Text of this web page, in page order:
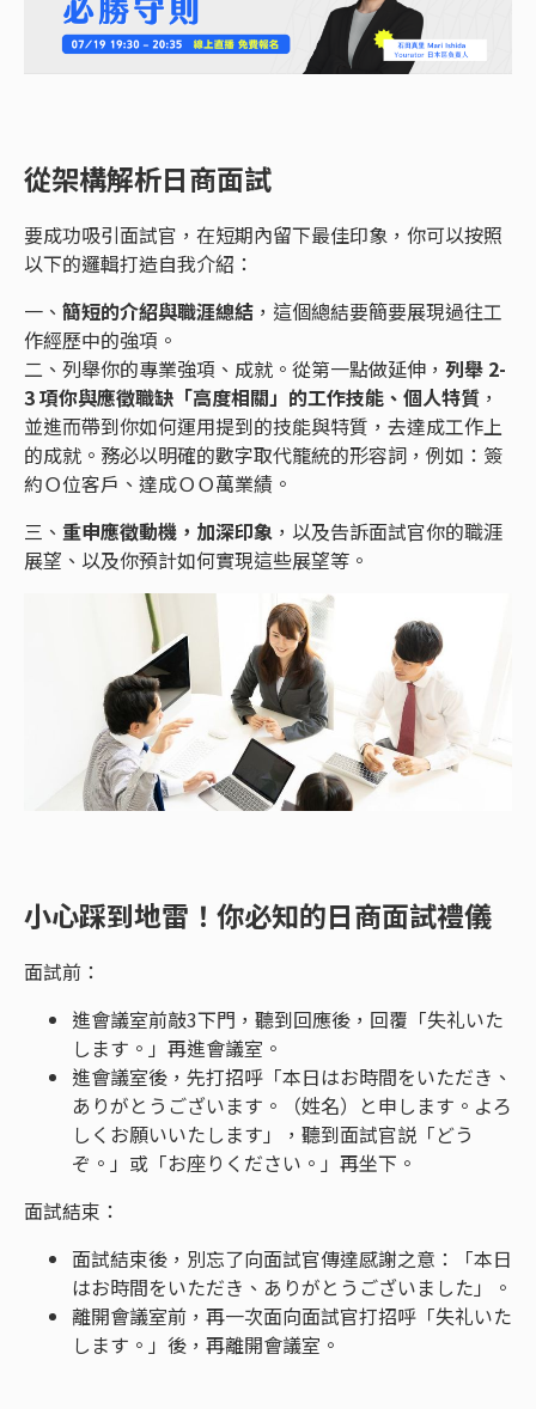
從架構解析日商面試
要成功吸引面試官，在短期內留下最佳印象，你可以按照
以下的邏輯打造自我介紹：
一、 簡短的介紹與職涯總結 ，這個總結要簡要展現過往工
作經歷中的強項。
二、列舉你的專業強項、成就。從第一點做延伸， 列舉 2-
3 項你與應徵職缺「高度相關」的工作技能、個人特質 ，
並進而帶到你如何運用提到的技能與特質，去達成工作上
的成就。務必以明確的數字取代籠統的形容詞，例如：簽
約Ｏ位客戶、達成ＯＯ萬業績。
三、 重申應徵動機，加深印象 ，以及告訴面試官你的職涯
展望、以及你預計如何實現這些展望等。
小心踩到地雷！你必知的日商面試禮儀
面試前：
進會議室前敲3下門，聽到回應後，回覆「失礼いた
します。」再進會議室。
進會議室後，先打招呼「本日はお時間をいただき、
ありがとうございます。（姓名）と申します。よろ
しくお願いいたします」，聽到面試官説「どう
ぞ。」或「お座りください。」再坐下。
面試結束：
面試結束後，別忘了向面試官傳達感謝之意：「本日
はお時間をいただき、ありがとうございました」。
離開會議室前，再一次面向面試官打招呼「失礼いた
します。」後，再離開會議室。